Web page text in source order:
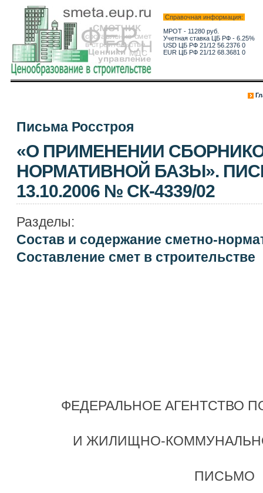
Справочная информация:
МРОТ - 11280 руб.
Учетная ставка ЦБ РФ - 6.25%
USD ЦБ РФ 21/12 56.2376 0
EUR ЦБ РФ 21/12 68.3681 0
Письма Росстроя
«О ПРИМЕНЕНИИ
НОРМАТИВНОЙ БАЗЫ».
13.10.2006 № СК-4339/02
Разделы:
Состав и содержание сметно-
Составление смет в строительстве
ФЕДЕРАЛЬНОЕ АГЕНТСТВО
И ЖИЛИЩНО-
ПИСЬМО